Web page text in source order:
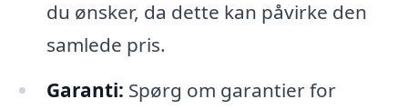
du ønsker, da dette kan påvirke den
samlede pris.
Garanti: Spørg om garantier for